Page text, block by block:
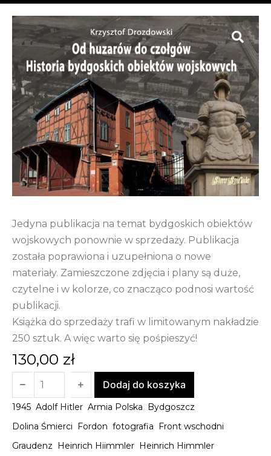
Jedyna publikacja na temat bydgoskich obiektów
wojskowych ponownie w sprzedaży. Publikacja
została poprawiona i uzupełniona o nowe
materiały. Zamieszczone zdjęcia i plany są duże,
czytelne i w kolorze, co znacząco podnosi wartość
publikacji.
Książka do sprzedaży trafi w limitowanym nakładzie
250 sztuk. A więc warto się pośpieszyć!
130,00 zł
Dodaj do koszyka
1945 Adolf Hitler Armia Polska Bydgoszcz
Dolina Śmierci Fordon fotografia Front wschodni
Graudenz Heinrich Hiimmler Heinrich Himmler